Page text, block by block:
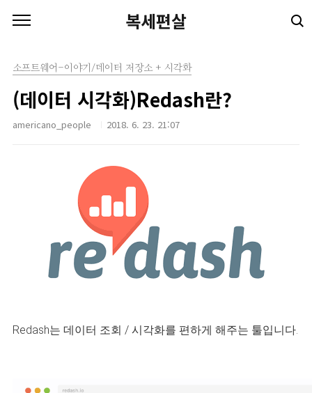
복세편살
소프트웨어-이야기/데이터 저장소 + 시각화
(데이터 시각화)Redash란?
americano_people 2018. 6. 23. 21:07
Redash는 데이터 조회 / 시각화를 편하게 해주는 툴입니다.